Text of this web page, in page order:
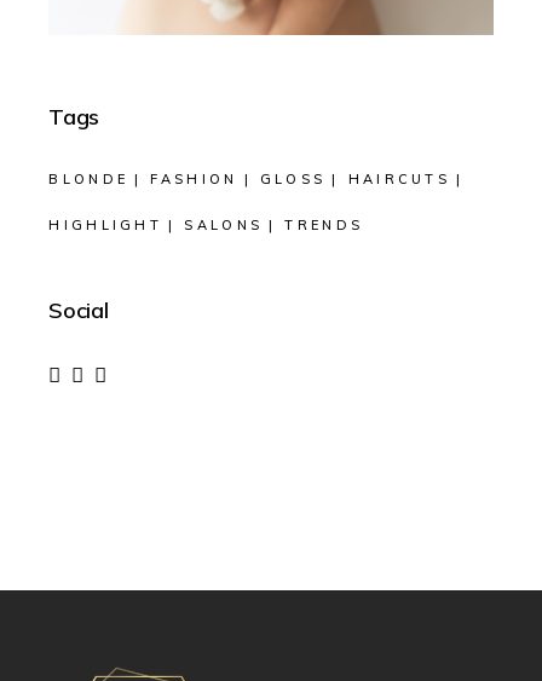
Tags
BLONDE FASHION GLOSS HAIRCUTS
HIGHLIGHT SALONS TRENDS
Social